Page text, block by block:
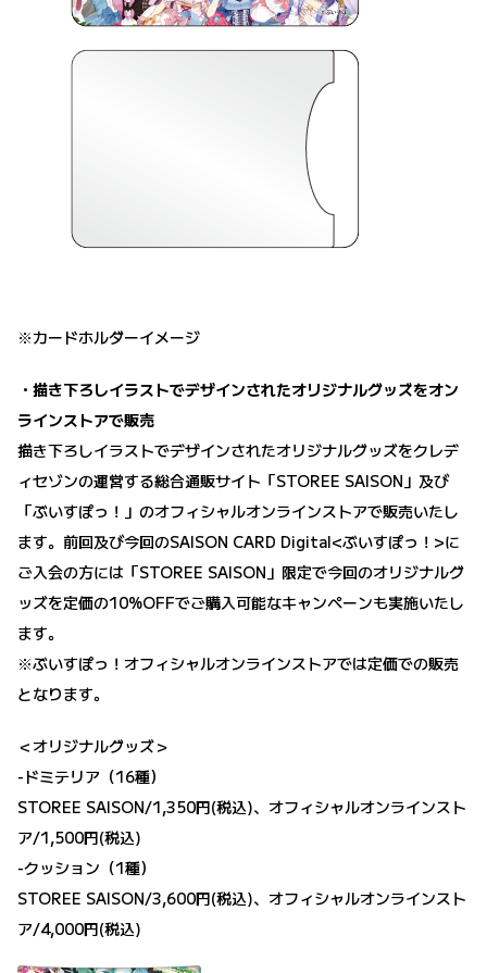
※カードホルダーイメージ
・描き下ろしイラストでデザインされたオリジナルグッズをオン
ラインストアで販売
描き下ろしイラストでデザインされたオリジナルグッズをクレデ
ィセゾンの運営する総合通販サイト「STOREE SAISON」​​及び
「ぶいすぽっ！」のオフィシャルオンラインストア​​で販売いたし
ます。前回及び今回のSAISON CARD Digital<ぶいすぽっ！>に
ご入会の方には「STOREE SAISON」​​限定で今回のオリジナルグ
ッズを定価の10%OFFでご購入可能なキャンペーンも実施いたし
ます。
※ぶいすぽっ！オフィシャルオンラインストアでは定価での販売
となります。
＜オリジナルグッズ＞
-ドミテリア（16種）
STOREE SAISON/1,350円(税込)、オフィシャルオンラインスト
ア​​/1,500円(税込)
-クッション（1種）
STOREE SAISON/3,600円(税込)、オフィシャルオンラインスト
ア​​/4,000円(税込)